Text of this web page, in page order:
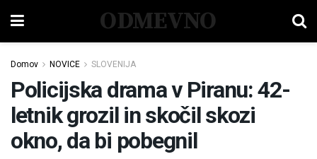
ODMEVNO
Domov NOVICE SLOVENIJA
Policijska drama v Piranu: 42-
letnik grozil in skočil skozi
okno, da bi pobegnil